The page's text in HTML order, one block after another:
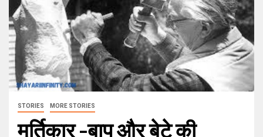
STORIES MORE STORIES
मूर्तिकार -बाप और बेटे की